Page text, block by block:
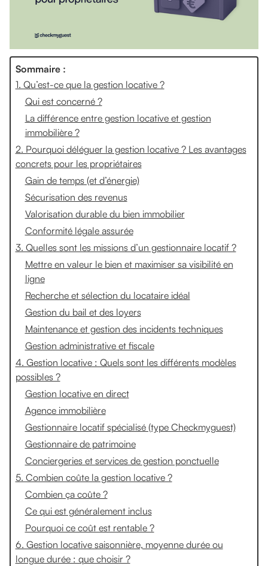
Sommaire :
1. Qu’est-ce que la gestion locative ?
Qui est concerné ?
La différence entre gestion locative et gestion
immobilière ?
2. Pourquoi déléguer la gestion locative ? Les avantages
concrets pour les propriétaires
Gain de temps (et d’énergie)
Sécurisation des revenus
Valorisation durable du bien immobilier
Conformité légale assurée
3. Quelles sont les missions d’un gestionnaire locatif ?
Mettre en valeur le bien et maximiser sa visibilité en
ligne
Recherche et sélection du locataire idéal
Gestion du bail et des loyers
Maintenance et gestion des incidents techniques
Gestion administrative et fiscale
4. Gestion locative : Quels sont les différents modèles
possibles ?
Gestion locative en direct
Agence immobilière
Gestionnaire locatif spécialisé (type Checkmyguest)
Gestionnaire de patrimoine
Conciergeries et services de gestion ponctuelle
5. Combien coûte la gestion locative ?
Combien ça coûte ?
Ce qui est généralement inclus
Pourquoi ce coût est rentable ?
6. Gestion locative saisonnière, moyenne durée ou
longue durée : que choisir ?